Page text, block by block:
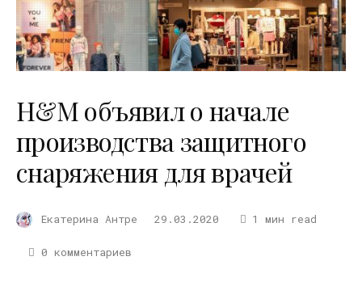
H&M объявил о начале
производства защитного
снаряжения для врачей
Екатерина Антре 29.03.2020 1 мин read
0 комментариев